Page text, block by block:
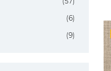
(6)
(9)